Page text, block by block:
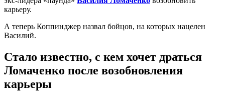
карьеру.
А теперь Коппинджер назвал бойцов, на которых нацелен
Василий.
Стало известно, с кем хочет драться
Ломаченко после возобновления
карьеры